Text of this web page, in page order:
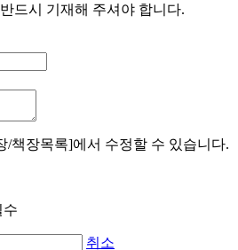
드시 기재해 주셔야 합니다.
/책장목록]에서 수정할 수 있습니다.
취소